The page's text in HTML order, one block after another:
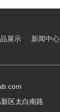
展示 新闻中心
区太白南路